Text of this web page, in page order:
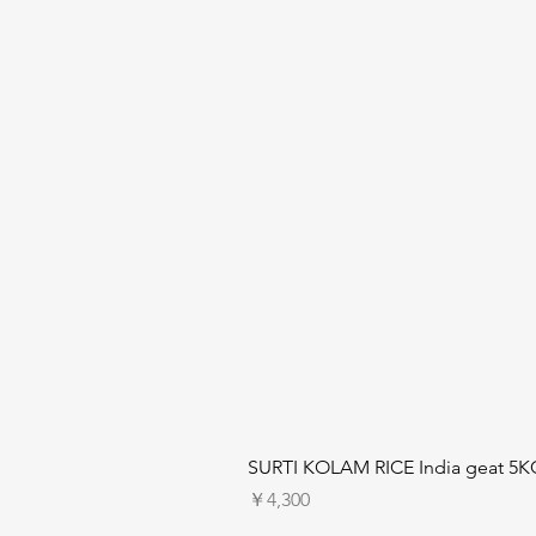
SURTI KOLAM RICE India geat
価格
￥4,300